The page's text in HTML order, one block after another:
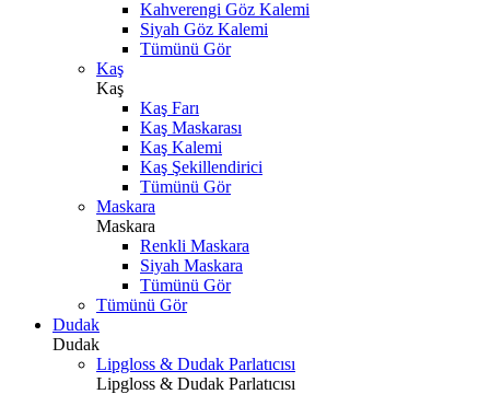
Kahverengi Göz Kalemi
Siyah Göz Kalemi
Tümünü Gör
Kaş
Kaş
Kaş Farı
Kaş Maskarası
Kaş Kalemi
Kaş Şekillendirici
Tümünü Gör
Maskara
Maskara
Renkli Maskara
Siyah Maskara
Tümünü Gör
Tümünü Gör
Dudak
Dudak
Lipgloss & Dudak Parlatıcısı
Lipgloss & Dudak Parlatıcısı